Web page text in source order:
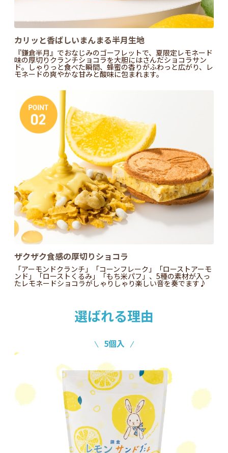
カリッと香ばしいまんまる半月生地
『鎌倉半月』でおなじみのゴーフレットで、夏限定レモネード
味の厚切りクランチショコラを大胆にはさんだショコラサン
ド。しゃりっと食べた瞬間、蜂蜜の香りがふわっと広がり、レ
モネードの爽やかな甘みと酸味に包まれます。
ザクザク食感の厚切りショコラ
「アーモンドクランチ」「コーンフレーク」「ローストアーモ
ンド」「ローストくるみ」「もち米パフ」、5種の素材が入っ
たレモネードショコラがしゃりしゃり楽しい音を奏でます♪
選ばれる理由
5個入